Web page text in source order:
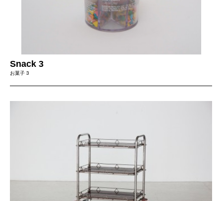
Snack 3
お菓子 3